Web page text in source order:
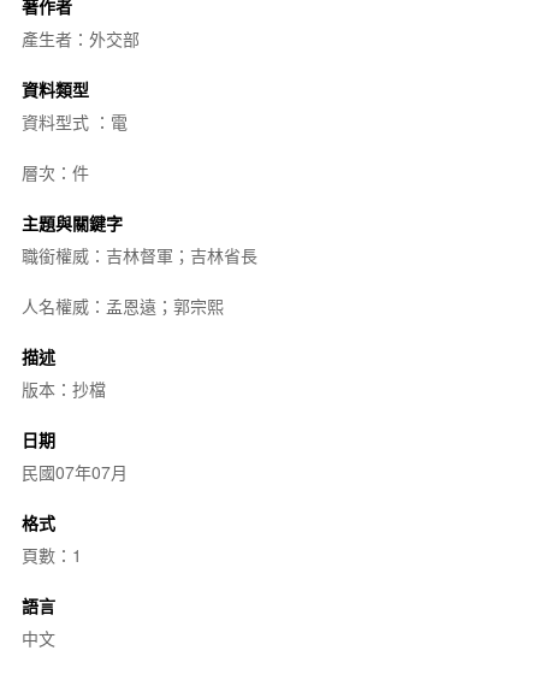
著作者
產生者：外交部
資料類型
資料型式 ：電
層次：件
主題與關鍵字
職銜權威：吉林督軍；吉林省長
人名權威：孟恩遠；郭宗熙
描述
版本：抄檔
日期
民國07年07月
格式
頁數：1
語言
中文